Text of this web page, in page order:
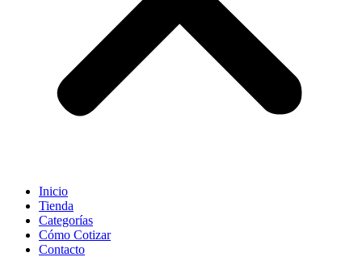
Inicio
Tienda
Categorías
Cómo Cotizar
Contacto